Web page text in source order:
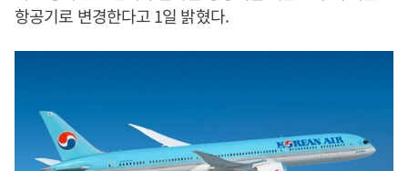
항공기로 변경한다고 1일 밝혔다.